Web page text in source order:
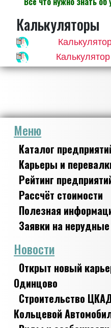
Калькуляторы
Меню
Каталог
Карьеры и
Рейтинг
Рассчёт стоимости
Полезная
Заявки на
Новости
Открыт новый
Одинцово
Строительство
Кольцевой